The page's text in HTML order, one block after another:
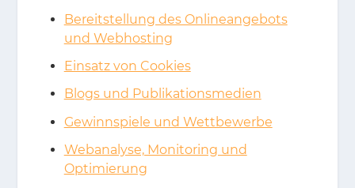
Bereitstellung des Onlineangebots
und Webhosting
Einsatz von Cookies
Blogs und Publikationsmedien
Gewinnspiele und Wettbewerbe
Webanalyse, Monitoring und
Optimierung